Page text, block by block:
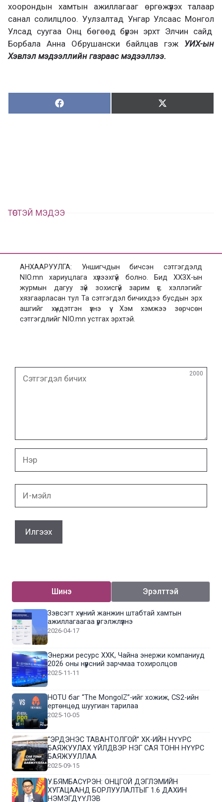
хоорондын хамтын ажиллагааг өргөжүүлэх талаар
санал солилцлоо. Уулзалтад Унгар Улсаас Монгол
Улсад суугаа Онц бөгөөд бүрэн эрхт Элчин сайд
Борбала Анна Обрушански байлцав гэж УИХ-ын
Хэвлэл мэдээллийн газраас мэдээллээ.
Хуваалцах:
Х
у
Түгээх:
Т
ТӨСТЭЙ МЭДЭЭ
АНХААРУУЛГА: Уншигчдын бичсэн сэтгэгдэлд
NIO.mn хариуцлага хүлээхгүй болно. Бид ХХЗХ-ын
журмын дагуу зүй зохисгүй зарим үг, хэллэгийг
хязгаарласан тул Та сэтгэгдэл бичихдээ бусдын эрх
ашгийг хүндэтгэн үзнэ үү. Хэм хэмжээ зөрчсөн
сэтгэгдлийг NIO.mn устгах эрхтэй.
бичих
2000
Шинэ Эрэлттэй
Зэвсэгт хүчний жанжин штабтай хамтын
ажиллагаагаа үргэлжлүүлнэ
2026-04-17
Энержи ресурс ХХК, Чайна энержи компаниуд
2026 оны нүүрсний зарчмаа тохиролцов
2025-11-11
HOTU баг “The MongolZ”-ийг хожиж, CS2-ийн
ертөнцөд шуугиан тарилаа
2025-10-05
“ЭРДЭНЭС ТАВАНТОЛГОЙ” ХК-ИЙН НҮҮРС
БАЯЖУУЛАХ ҮЙЛДВЭР НЭГ САЯ ТОНН НҮҮРС
БАЯЖУУЛЛАА
2025-09-15
У.БЯМБАСҮРЭН: ОНЦГОЙ ДЭГЛЭМИЙН
ХУГАЦААНД БОРЛУУЛАЛТЫГ 1.6 ДАХИН
НЭМЭГДҮҮЛЭВ